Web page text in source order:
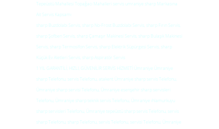
Tepeüstü Mahallesi Topağacı Mahalleri servis umraniye sharp Markasına
Ait Servis Kapsamı
sharp Buzdolabı Servis, sharp No-Frost Buzdolabı Servis, sharp Fırın Servis,
sharp Şofben Servis, sharp Çamaşır Makinesi Servis, sharp Bulaşık Makinesi
Servis, sharp Termosifon Servis, sharp Elektrik Süpürgesi Servis, sharp
Küçük Ev Aletleri Servis, sharp Aspiratör Servis
1 YIL GARANTİLİ, HIZLI, GÜVENİLİR SERVİS HİZMETİ Ümraniye Ümraniye
sharp Telefonu, servis Telefonu, atakent Ümraniye sharp servis Telefonu,
Ümraniye sharp servisi Telefonu, Ümraniye esenşehir sharp servisleri
Telefonu, Ümraniye sharp teknik servis Telefonu, Ümraniye ıhlamurkuyu
sharp servisleri Telefonu, Ümraniye tepeüstü sharp servis Telefonu, servis
sharp Telefonu, sharp Telefonu, servis Telefonu, servisi Telefonu, Ümraniye